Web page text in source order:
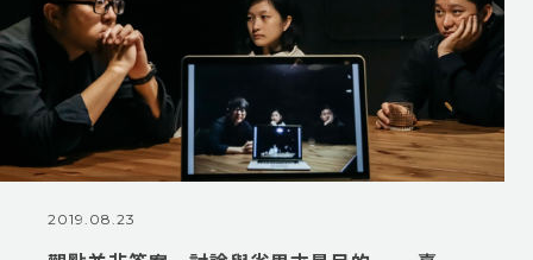
2019.08.23